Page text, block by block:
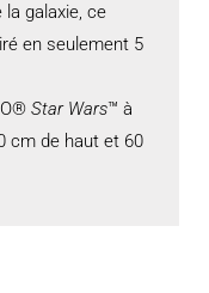
galaxie, ce
en seulement 5
Star Wars™ à
cm de haut et 60